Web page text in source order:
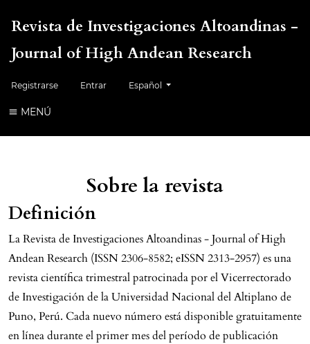
Revista de Investigaciones Altoandinas -
Journal of High Andean Research
Registrarse Entrar Cambiar el idioma. El idioma actual es:
Español
MENÚ
Sobre la revista
Definición
La Revista de Investigaciones Altoandinas - Journal of High
Andean Research (ISSN 2306-8582; eISSN 2313-2957) es una
revista científica trimestral patrocinada por el Vicerrectorado
de Investigación de la Universidad Nacional del Altiplano de
Puno, Perú. Cada nuevo número está disponible gratuitamente
en línea durante el primer mes del período de publicación